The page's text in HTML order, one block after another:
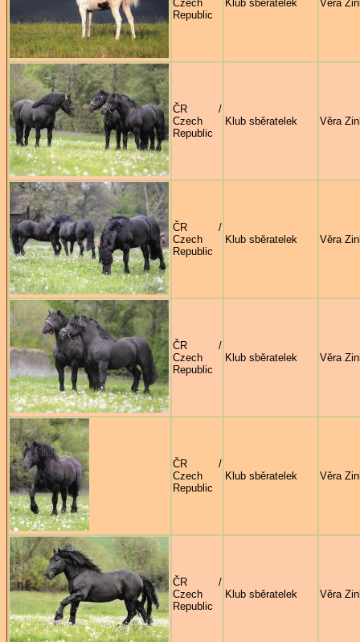
Czech
Republic
Klub sběratelek Věra
ČR /
Czech
Republic
Klub sběratelek Věra
ČR /
Czech
Republic
Klub sběratelek Věra
ČR /
Czech
Republic
Klub sběratelek Věra
ČR /
Czech
Republic
Klub sběratelek Věra
ČR /
Czech
Republic
Klub sběratelek Věra